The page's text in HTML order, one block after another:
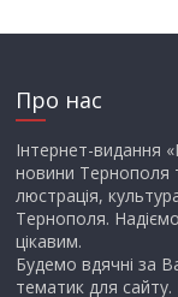
Про нас
Інтернет-видання
новини Тернополя
люстрація,
Тернополя.
цікавим.
Будемо вдячні за
тематик для